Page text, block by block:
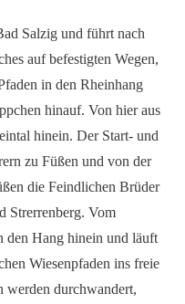
Salzig und führt nach
auf befestigten Wegen,
in den Rheinhang
hinauf. Von hier aus
hinein. Der Start- und
zu Füßen und von der
die Feindlichen Brüder
Strerrenberg. Vom
den Hang hinein und läuft
Wiesenpfaden ins freie
werden durchwandert,